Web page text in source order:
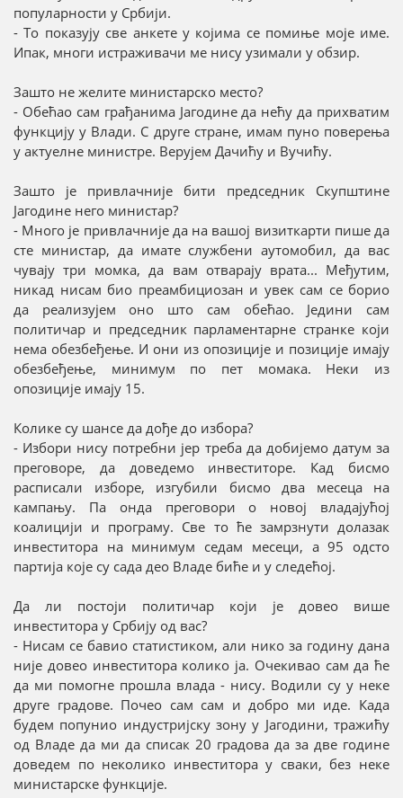
популарности у Србији.
- То показују све анкете у којима се помиње моје име.
Ипак, многи истраживачи ме нису узимали у обзир.
Зашто не желите министарско место?
- Обећао сам грађанима Јагодине да нећу да прихватим
функцију у Влади. С друге стране, имам пуно поверења
у актуелне министре. Верујем Дачићу и Вучићу.
Зашто је привлачније бити председник Скупштине
Јагодине него министар?
- Много је привлачније да на вашој визиткарти пише да
сте министар, да имате службени аутомобил, да вас
чувају три момка, да вам отварају врата... Међутим,
никад нисам био преамбициозан и увек сам се борио
да реализујем оно што сам обећао. Једини сам
политичар и председник парламентарне странке који
нема обезбеђење. И они из опозиције и позиције имају
обезбеђење, минимум по пет момака. Неки из
опозиције имају 15.
Колике су шансе да дође до избора?
- Избори нису потребни јер треба да добијемо датум за
преговоре, да доведемо инвеститоре. Кад бисмо
расписали изборе, изгубили бисмо два месеца на
кампању. Па онда преговори о новој владајућој
коалицији и програму. Све то ће замрзнути долазак
инвеститора на минимум седам месеци, а 95 одсто
партија које су сада део Владе биће и у следећој.
Да ли постоји политичар који је довео више
инвеститора у Србију од вас?
- Нисам се бавио статистиком, али нико за годину дана
није довео инвеститора колико ја. Очекивао сам да ће
да ми помогне прошла влада - нису. Водили су у неке
друге градове. Почео сам сам и добро ми иде. Када
будем попунио индустријску зону у Јагодини, тражићу
од Владе да ми да списак 20 градова да за две године
доведем по неколико инвеститора у сваки, без неке
министарске функције.